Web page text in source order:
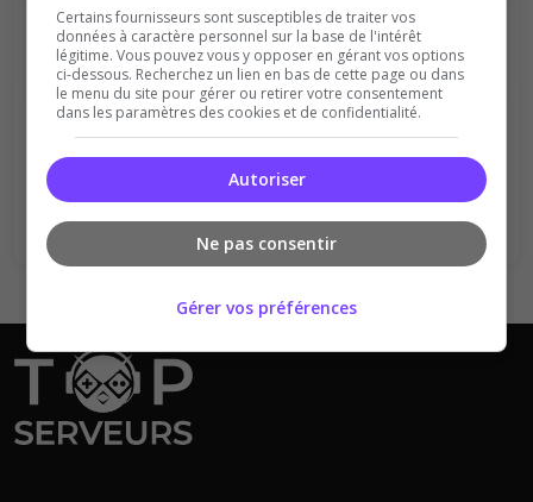
Vous devez être connecté pour ajouter
Se connecter
Certains fournisseurs sont susceptibles de traiter vos
données à caractère personnel sur la base de l'intérêt
légitime. Vous pouvez vous y opposer en gérant vos options
ci-dessous. Recherchez un lien en bas de cette page ou dans
le menu du site pour gérer ou retirer votre consentement
dans les paramètres des cookies et de confidentialité.
Autoriser
Ne pas consentir
Gérer vos préférences